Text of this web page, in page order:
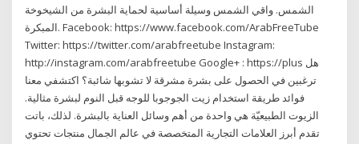
الشمس. واقي الشمس وسيلة أساسية لحماية البشرة من الشيخوخة
المبكرة. Facebook: https://www.facebook.com/ArabFreeTube
Twitter: https://twitter.com/arabfreetube Instagram:
http://instagram.com/arabfreetube Google+ : https://plus هل
ترغبين في الحصول على بشرة مشرقة لا تشوبها شائبة؟ اكتشفي معنا
فوائد طريقة استخدام زيت الجوجوبا للوجه قبل النوم لبشرة مثالية.
الزيوت الطبيعيّة هي واحدة من أهم وسائل العناية بالبشرة. لذلك، باتت
تقدم أبرز العلامات التجارية المتخصصة في عالم الجمال منتجات تحتوي